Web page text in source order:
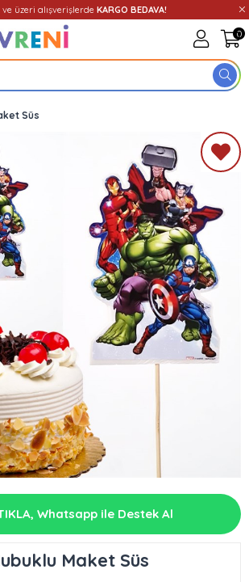
ve üzeri alışverişlerde KARGO BEDAVA!
0
Üye Girişi
Süs
Whatsapp ile Destek Al
Maket Süs